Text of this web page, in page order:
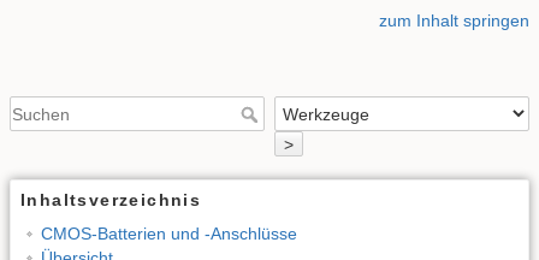
zum Inhalt springen
>
Inhaltsverzeichnis
CMOS-Batterien und -Anschlüsse